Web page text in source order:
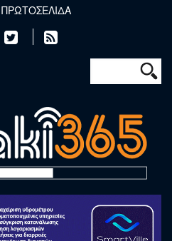
ΠΡΩΤΟΣΕΛΙΔΑ
Φόρμα
Αναζήτηση